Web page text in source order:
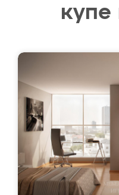
купе